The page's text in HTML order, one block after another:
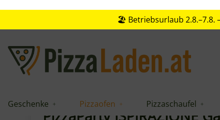
🏖️ Betriebsurlaub 2.8.–7.8.
Geschenke Pizzaofen Pizzaschaufel
Biscotto & Cover)